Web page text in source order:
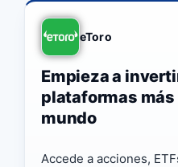
eToro
Empieza a
plataformas
mundo
Accede a acciones,